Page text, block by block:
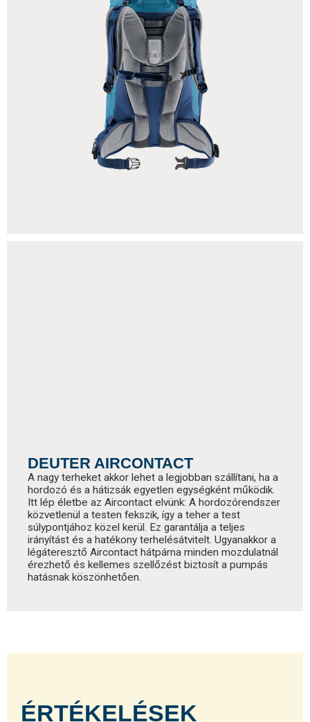
DEUTER AIRCONTACT
A nagy terheket akkor lehet a legjobban szállítani, ha a
hordozó és a hátizsák egyetlen egységként működik.
Itt lép életbe az Aircontact elvünk: A hordozórendszer
közvetlenül a testen fekszik, így a teher a test
súlypontjához közel kerül. Ez garantálja a teljes
irányítást és a hatékony terhelésátvitelt. Ugyanakkor a
légáteresztő Aircontact hátpárna minden mozdulatnál
érezhető és kellemes szellőzést biztosít a pumpás
hatásnak köszönhetően.
ÉRTÉKELÉSEK